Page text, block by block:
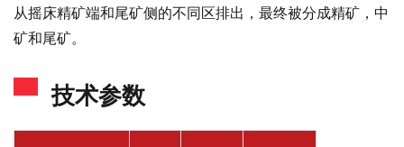
从摇床精矿端和尾矿侧的不同区排出，最终被分成精矿，中
矿和尾矿。
技术参数